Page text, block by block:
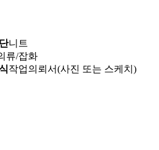
니트
류/잡화
작업의뢰서(사진 또는 스케치)